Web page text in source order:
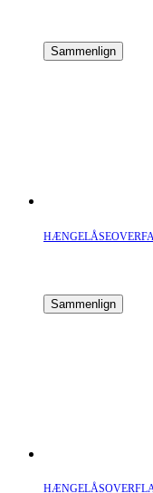
Sammenlign
Sammenlign